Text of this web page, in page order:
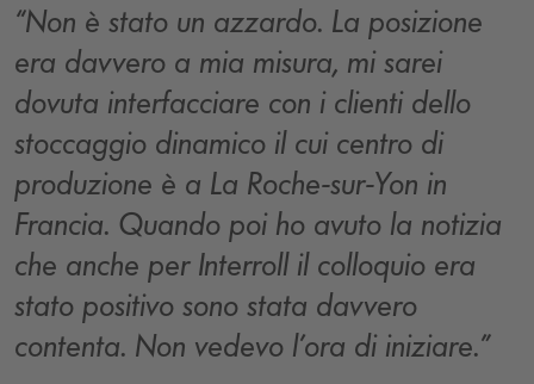
“Non è stato un azzardo. La posizione
era davvero a mia misura, mi sarei
dovuta interfacciare con i clienti dello
stoccaggio dinamico il cui centro di
produzione è a La Roche-sur-Yon in
Francia. Quando poi ho avuto la notizia
che anche per Interroll il colloquio era
stato positivo sono stata davvero
contenta. Non vedevo l’ora di iniziare.”